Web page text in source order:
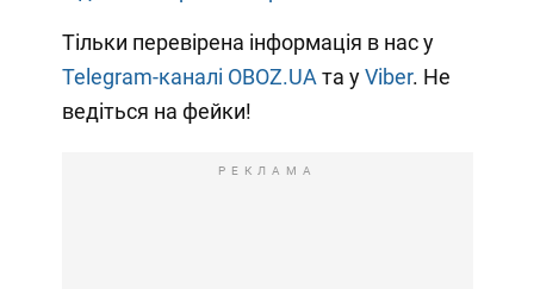
Тільки перевірена інформація в нас у
Telegram-каналі OBOZ.UA та уViber. Не
ведіться на фейки!
РЕКЛАМА